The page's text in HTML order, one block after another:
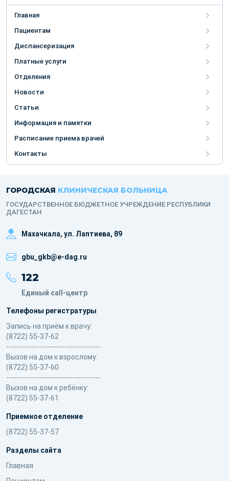
Главная
Пациентам
Диспансеризация
Платные услуги
Отделения
Новости
Статьи
Информация и памятки
Расписание приема врачей
Контакты
ГОРОДСКАЯ КЛИНИЧЕСКАЯ БОЛЬНИЦА
ГОСУДАРСТВЕННОЕ БЮДЖЕТНОЕ УЧРЕЖДЕНИЕ РЕСПУБЛИКИ
ДАГЕСТАН
Махачкала, ​ул. Лаптиева, 89
gbu_gkb@e-dag.ru
122
Единый call-центр
Телефоны регистратуры
Запись на приём к врачу:
(8722) 55-37-62
-------------------------------------
Вызов на дом к взрослому:
(8722) 55-37-60
-------------------------------------
Вызов на дом к ребёнку:
(8722) 55-37-61
Приемное отделение
(8722) 55-37-57
Разделы сайта
Главная